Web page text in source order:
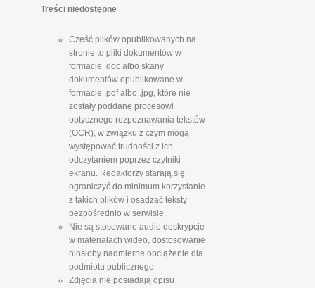
Treści niedostępne
Część plików opublikowanych na
stronie to pliki dokumentów w
formacie .doc albo skany
dokumentów opublikowane w
formacie .pdf albo .jpg, które nie
zostały poddane procesowi
optycznego rozpoznawania tekstów
(OCR), w związku z czym mogą
występować trudności z ich
odczytaniem poprzez czytniki
ekranu. Redaktorzy starają się
ograniczyć do minimum korzystanie
z takich plików i osadzać teksty
bezpośrednio w serwisie.
Nie są stosowane audio deskrypcje
w materiałach wideo, dostosowanie
niosłoby nadmierne obciążenie dla
podmiotu publicznego.
Zdjęcia nie posiadają opisu